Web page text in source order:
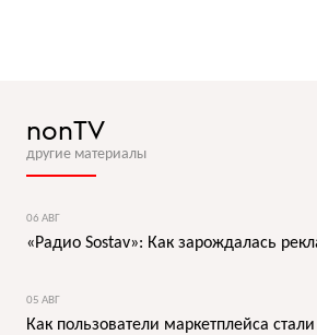
nonTV
другие материалы
06 АВГ
«Радио Sostav»: Как зарождалась
05 АВГ
Как пользователи маркетплейса